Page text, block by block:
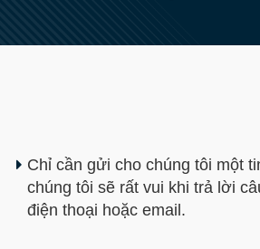
Chỉ cần gửi cho chúng tôi một
chúng tôi sẽ rất vui khi trả lời
điện thoại hoặc email.